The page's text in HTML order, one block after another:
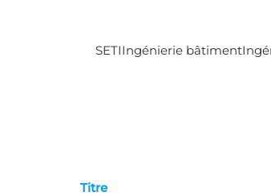
SETIIngénierie bâtiment
Titre